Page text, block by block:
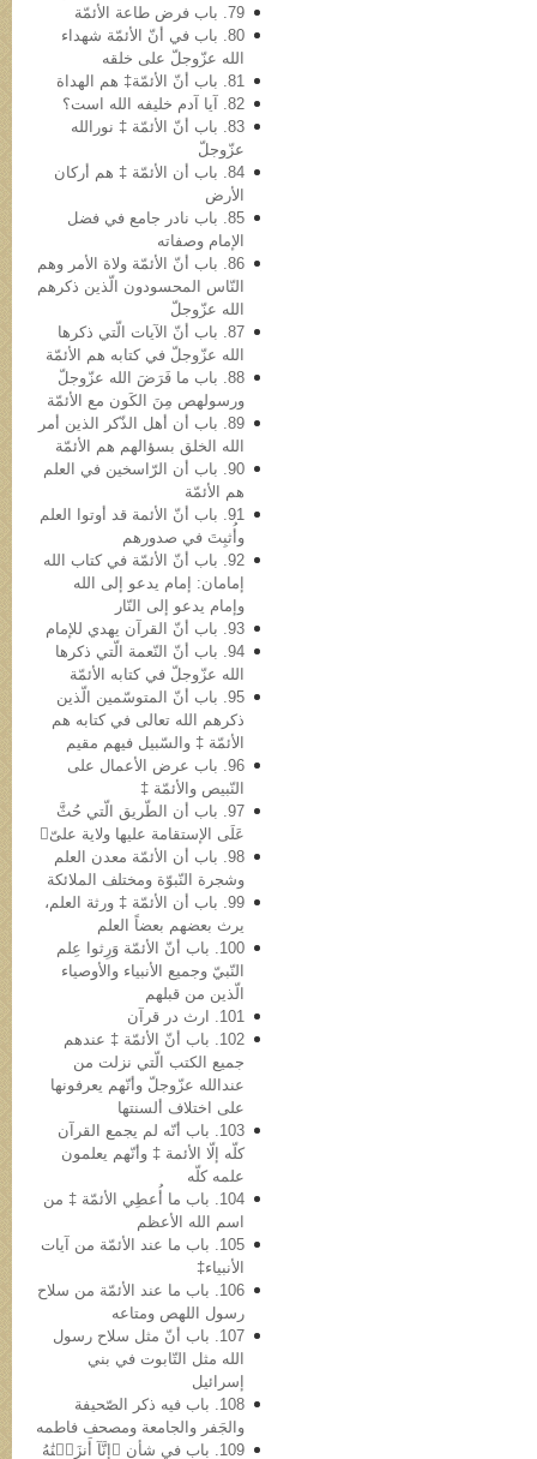
79. باب فرض طاعة الأئمّة
80. باب في أنّ الأئمّة شهداء
الله عزّوجلّ على خلقه
81. باب أنّ الأئمّة‡ هم الهداة
82. آیا آدم خلیفه‌ الله است؟
83. باب أنّ الأئمّة ‡ نورالله
عزّوجلّ
84. باب أن الأئمّة ‡ هم أرکان
الأرض
85. باب نادر جامع في فضل
الإمام وصفاته
86. باب أنّ الأئمّة ولاة الأمر وهم
النّاس المحسودون الّذین ذکرهم
الله عزّوجلّ
87. باب أنّ الآیات الّتي ذکرها
الله عزّوجلّ في کتابه هم الأئمّة
88. باب ما فَرَضَ الله عزّوجلّ
ورسولهص مِنَ الکَون مع الأئمّة
89. باب أن أهل الذّکر الذین أمر
الله الخلق بسؤالهم هم الأئمّة
90. باب أن الرّاسخین في العلم
هم الأئمّة
91. باب أنّ الأئمة قد أوتوا العلم
وأُثبِتَ في صدورهم
92. باب أنّ الأئمّة في کتاب الله
إمامان: إمام یدعو إلى الله
وإمام یدعو إلى النّار
93. باب أنّ القرآن یهدي للإمام
94. باب أنّ النّعمة الّتي ذکرها
الله عزّوجلّ في کتابه الأئمّة
95. باب أنّ المتوسّمین الّذین
ذکرهم الله تعالى في کتابه هم
الأئمّة ‡ والسّبیل فیهم مقیم
96. باب عرض الأعمال علی
النّبيص والأئمّة ‡
97. باب أن الطّریق الّتي حُثَّ
عَلَی الإستقامة علیها ولایة علیّ
98. باب أن الأئمّة معدن العلم
وشجرة النّبوّة ومختلف الملائکة
99. باب أن الأئمّة ‡ ورثة العلم،
یرث بعضهم بعضاً العلم
100. باب أنّ الأئمّة وَرِثوا عِلم
النّبيّ وجمیع الأنبیاء والأوصیاء
الّذین من قبلهم
101. ارث در قرآن
102. باب أنّ الأئمّة ‡ عندهم
جمیع الکتب الّتي نزلت من
عندالله عزّوجلّ وأنّهم یعرفونها
علی اختلاف ألسنتها
103. باب أنّه لم یجمع القرآن
کلّه إلّا الأئمة ‡ وأنّهم یعلمون
علمه کلّه
104. باب ما أُعطِي الأئمّة ‡ من
اسم الله الأعظم
105. باب ما عند الأئمّة من آیات
الأنبیاء‡
106. باب ما عند الأئمّة من سلاح
رسول اللهص ومتاعه
107. باب أنّ مثل سلاح رسول
الله مثل التّابوت في بني
إسرائیل
108. باب فیه ذکر الصّحیفة
والجَفر والجامعة ومصحف فاطمه
109. باب في شأن ﴿إِنَّآ أَنزَلۡنَٰهُ